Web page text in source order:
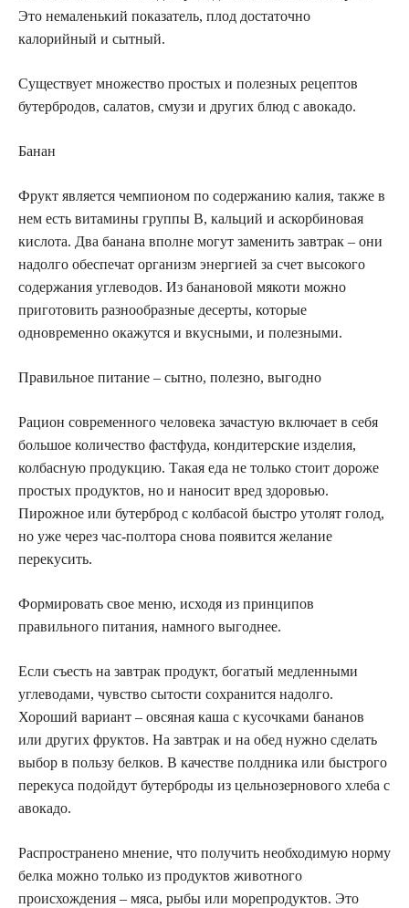
Это немаленький показатель, плод достаточно
калорийный и сытный.
Существует множество простых и полезных рецептов
бутербродов, салатов, смузи и других блюд с авокадо.
Банан
Фрукт является чемпионом по содержанию калия, также в
нем есть витамины группы В, кальций и аскорбиновая
кислота. Два банана вполне могут заменить завтрак – они
надолго обеспечат организм энергией за счет высокого
содержания углеводов. Из банановой мякоти можно
приготовить разнообразные десерты, которые
одновременно окажутся и вкусными, и полезными.
Правильное питание – сытно, полезно, выгодно
Рацион современного человека зачастую включает в себя
большое количество фастфуда, кондитерские изделия,
колбасную продукцию. Такая еда не только стоит дороже
простых продуктов, но и наносит вред здоровью.
Пирожное или бутерброд с колбасой быстро утолят голод,
но уже через час-полтора снова появится желание
перекусить.
Формировать свое меню, исходя из принципов
правильного питания, намного выгоднее.
Если съесть на завтрак продукт, богатый медленными
углеводами, чувство сытости сохранится надолго.
Хороший вариант – овсяная каша с кусочками бананов
или других фруктов. На завтрак и на обед нужно сделать
выбор в пользу белков. В качестве полдника или быстрого
перекуса подойдут бутерброды из цельнозернового хлеба с
авокадо.
Распространено мнение, что получить необходимую норму
белка можно только из продуктов животного
происхождения – мяса, рыбы или морепродуктов. Это